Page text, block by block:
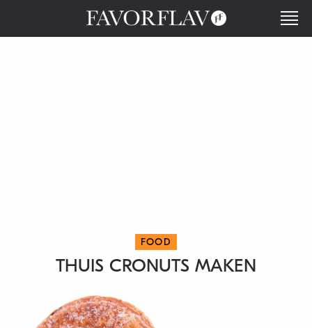
FOOD
THUIS CRONUTS MAKEN